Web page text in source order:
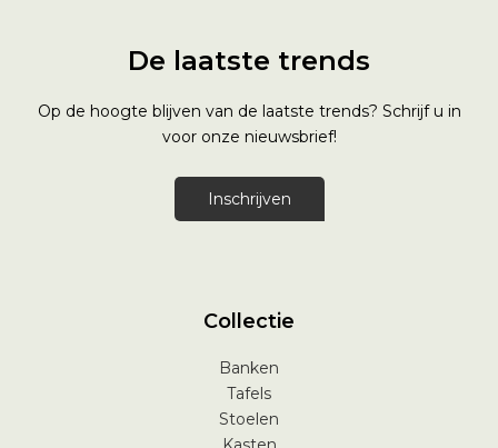
De laatste trends
Op de hoogte blijven van de laatste trends? Schrijf u in
voor onze nieuwsbrief!
Inschrijven
Collectie
Banken
Tafels
Stoelen